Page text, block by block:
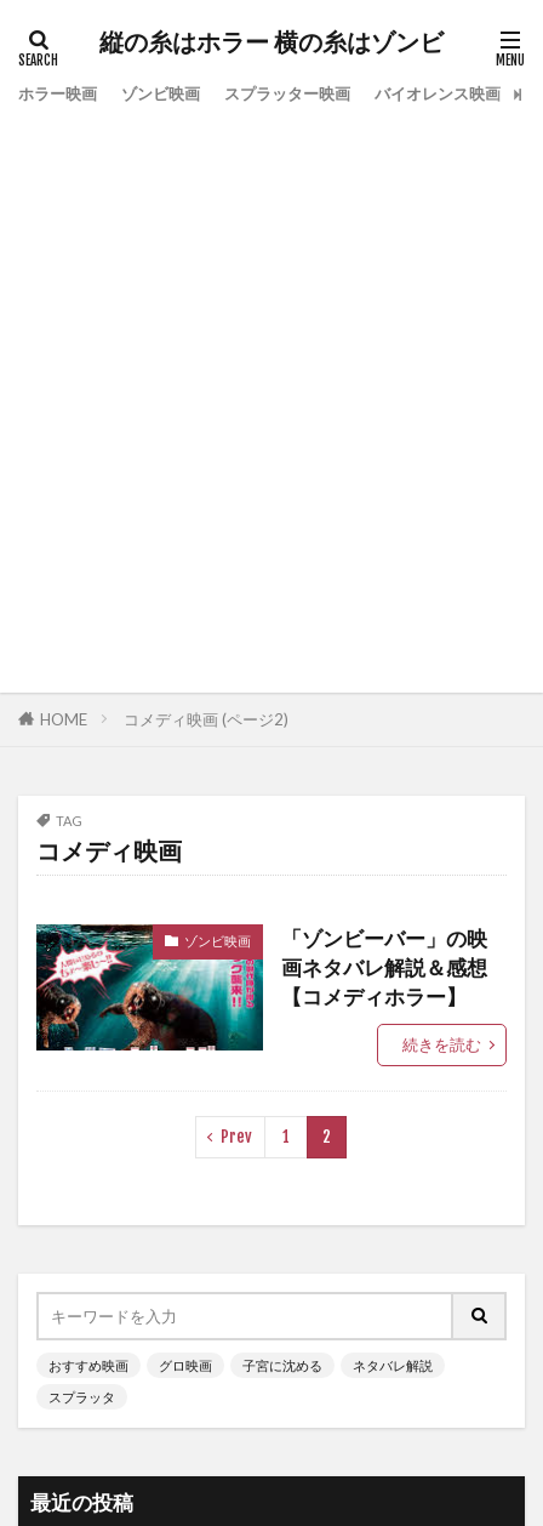
縦の糸はホラー 横の糸はゾンビ
ホラー映画 ゾンビ映画 スプラッター映画 バイオレンス映画
HOME コメディ映画 (ページ2)
TAG
コメディ映画
ゾンビ映画
「ゾンビーバー」の映
画ネタバレ解説＆感想
【コメディホラー】
続きを読む
Prev 1 2
おすすめ映画 グロ映画 子宮に沈める
ネタバレ解説
スプラッタ
最近の投稿